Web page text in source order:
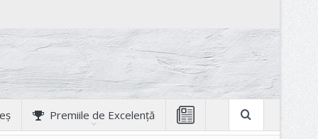
Premiile de Excelență